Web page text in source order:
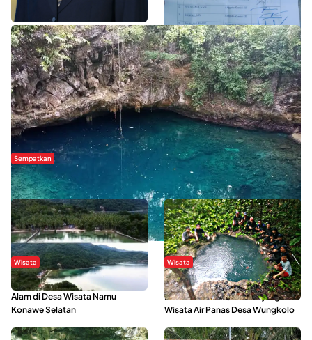
WISATA SULTRA >>
Sempatkan
Danau Rebi-Rebi, Pesona Alam Tersembunyi di Morowali
Wisata
Menikmati Suasana Keindahan
Alam di Desa Wisata Namu
Konawe Selatan
Wisata
Sering Menjadi Tempat Refreshing
Mahasiswa KKN, Yuk Kunjungi
Wisata Air Panas Desa Wungkolo